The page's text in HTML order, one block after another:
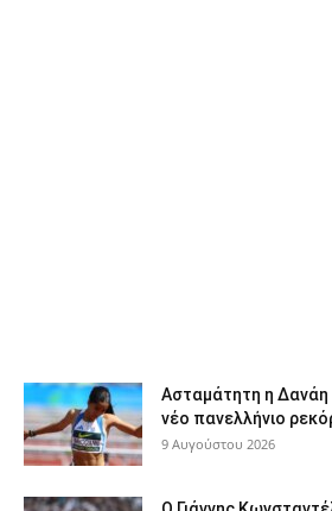
Ασταμάτητη η Δανάη
νέο πανελλήνιο
9 Αυγούστου 2026